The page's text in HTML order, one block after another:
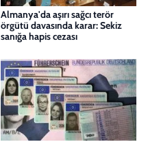
Almanya'da aşırı sağcı terör
örgütü davasında karar: Sekiz
sanığa hapis cezası